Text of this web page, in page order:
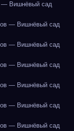
— Вишнёвый сад
— Вишнёвый сад
— Вишнёвый сад
— Вишнёвый сад
— Вишнёвый сад
— Вишнёвый сад
— Вишнёвый сад